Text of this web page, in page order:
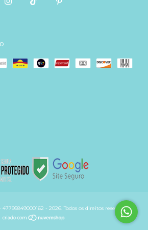
- 2026. Todos os direitos reservados.